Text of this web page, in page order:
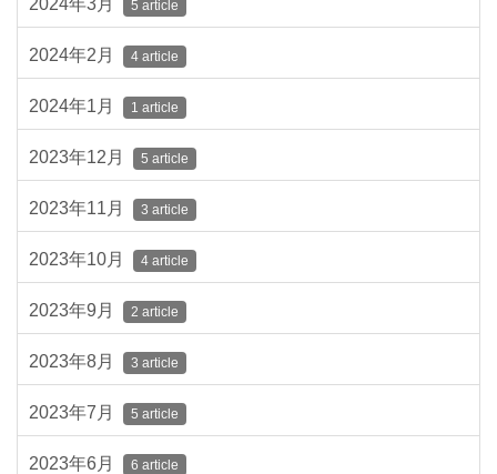
2024年3月 5 article
2024年2月 4 article
2024年1月 1 article
2023年12月 5 article
2023年11月 3 article
2023年10月 4 article
2023年9月 2 article
2023年8月 3 article
2023年7月 5 article
2023年6月 6 article